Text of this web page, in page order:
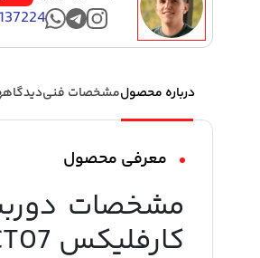
درباره محصولمشخصات فنی
معرفی محصول
کارفلیکس CT07